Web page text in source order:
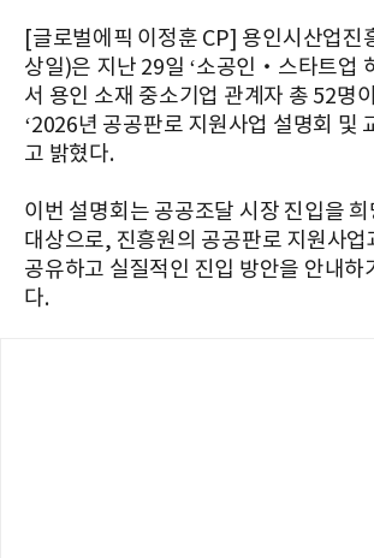
[글로벌에픽 이정훈 CP] 용인시산업진
상일)은 지난 29일 ‘소공인‧스타트업
서 용인 소재 중소기업 관계자 총 52명
‘2026년 공공판로 지원사업 설명회 및
고 밝혔다.
이번 설명회는 공공조달 시장 진입을
대상으로, 진흥원의 공공판로 지원사업
공유하고 실질적인 진입 방안을 안내하
다.